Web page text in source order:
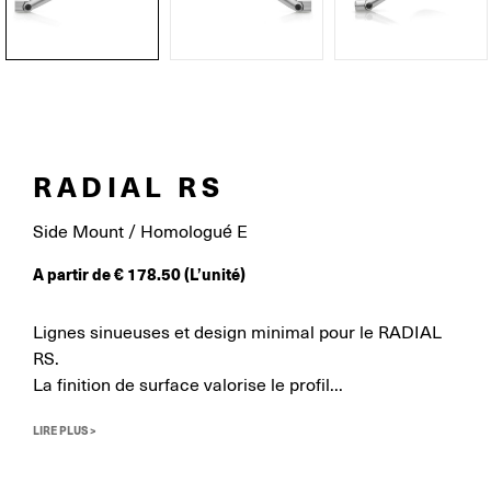
RADIAL RS
Side Mount / Homologué E
A partir de€ 178.50(L’unité)
Lignes sinueuses et design minimal pour le RADIAL
RS.
La finition de surface valorise le profil...
LIRE PLUS >